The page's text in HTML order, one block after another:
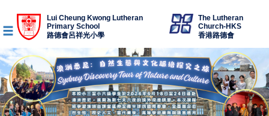
Lui Cheung Kwong Lutheran
Primary School
路德會呂祥光小學
The Lutheran
Church-HKS
香港路德會